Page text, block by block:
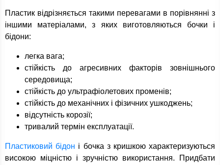
Пластик відрізняється такими перевагами в порівнянні з
іншими матеріалами, з яких виготовляються бочки і
бідони:
легка вага;
стійкість до агресивних факторів зовнішнього
середовища;
стійкість до ультрафіолетових променів;
стійкість до механічних і фізичних ушкоджень;
відсутність корозії;
тривалий термін експлуатації.
Пластиковий бідон і бочка з кришкою характеризуються
високою міцністю і зручністю використання. Придбати